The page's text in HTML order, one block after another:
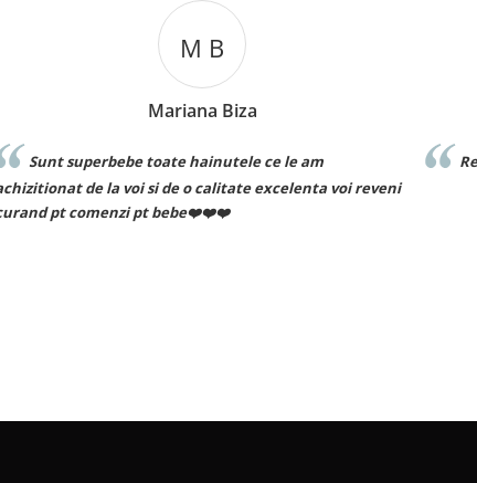
C T
Cosmin Ionuț Teaca
Recomand cu drag!